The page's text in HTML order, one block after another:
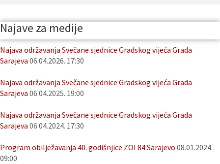
Najave za medije
Najava održavanja Svečane sjednice Gradskog vijeća Grada
Sarajeva 06.04.2026. 17:30
Najava održavanja Svečane sjednice Gradskog vijeća Grada
Sarajeva 06.04.2025. 19:00
Najava održavanja Svečane sjednice Gradskog vijeća Grada
Sarajeva 06.04.2024. 17:30
Program obilježavanja 40. godišnjice ZOI 84 Sarajevo 08.01.2024.
09:00